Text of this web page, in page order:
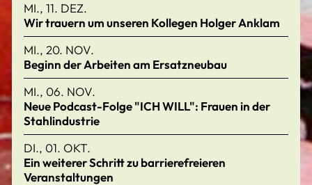
MI., 11. DEZ.
Wir trauern um unseren Kollegen Holger Anklam
MI., 20. NOV.
Beginn der Arbeiten am Ersatzneubau
MI., 06. NOV.
Neue Podcast-Folge "ICH WILL": Frauen in der
Stahlindustrie
DI., 01. OKT.
Ein weiterer Schritt zu barrierefreieren
Veranstaltungen